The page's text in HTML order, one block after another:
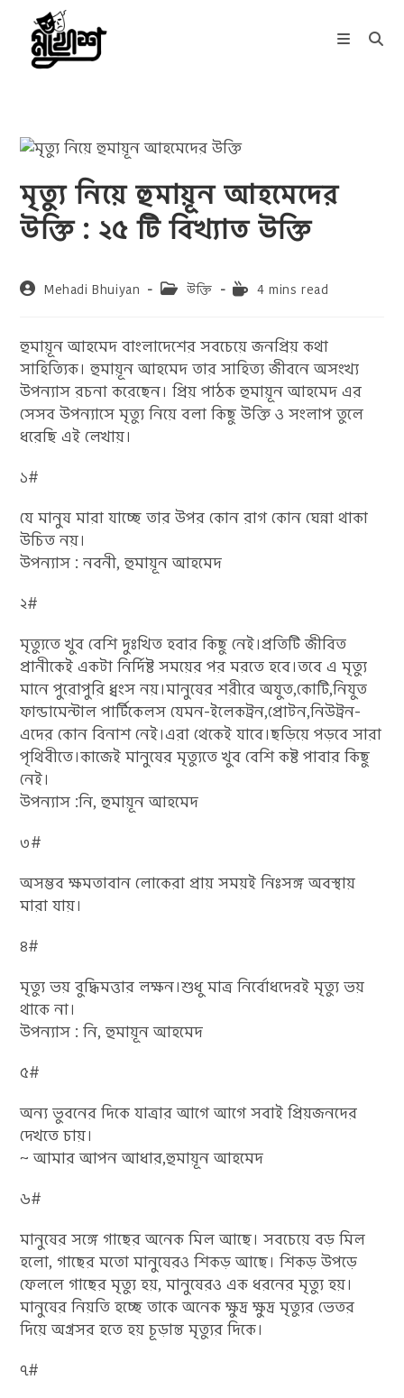
content
মৃত্যু নিয়ে হুমায়ূন আহমেদের
উক্তি : ২৫ টি বিখ্যাত উক্তি
PostMehadi Bhuiyan
Postউক্তি
Reading4 mins read
হুমায়ূন আহমেদ বাংলাদেশের সবচেয়ে জনপ্রিয় কথা
সাহিত্যিক। হুমায়ূন আহমেদ তার সাহিত্য জীবনে অসংখ্য
উপন্যাস রচনা করেছেন। প্রিয় পাঠক হুমায়ূন আহমেদ এর
সেসব উপন্যাসে মৃত্যু নিয়ে বলা কিছু উক্তি ও সংলাপ তুলে
ধরেছি এই লেখায়।
১#
যে মানুষ মারা যাচ্ছে তার উপর কোন রাগ কোন ঘেন্না থাকা
উচিত নয়।
উপন্যাস : নবনী, হুমায়ূন আহমেদ
২#
মৃত্যুতে খুব বেশি দুঃখিত হবার কিছু নেই।প্রতিটি জীবিত
প্রানীকেই একটা নির্দিষ্ট সময়ের পর মরতে হবে।তবে এ মৃত্যু
মানে পুরোপুরি ধ্বংস নয়।মানুষের শরীরে অযুত,কোটি,নিযুত
ফান্ডামেন্টাল পার্টিকেলস যেমন-ইলেকট্রন,প্রোটন,নিউট্রন-
এদের কোন বিনাশ নেই।এরা থেকেই যাবে।ছড়িয়ে পড়বে সারা
পৃথিবীতে।কাজেই মানুষের মৃত্যুতে খুব বেশি কষ্ট পাবার কিছু
নেই।
উপন্যাস :নি, হুমায়ূন আহমেদ
৩#
অসম্ভব ক্ষমতাবান লোকেরা প্রায় সময়ই নিঃসঙ্গ অবস্থায়
মারা যায়।
৪#
মৃত্যু ভয় বুদ্ধিমত্তার লক্ষন।শুধু মাত্র নির্বোধদেরই মৃত্যু ভয়
থাকে না।
উপন্যাস : নি, হুমায়ূন আহমেদ
৫#
অন্য ভুবনের দিকে যাত্রার আগে আগে সবাই প্রিয়জনদের
দেখতে চায়।
~ আমার আপন আধার,হুমায়ূন আহমেদ
৬#
মানুষের সঙ্গে গাছের অনেক মিল আছে। সবচেয়ে বড় মিল
হলো, গাছের মতো মানুষেরও শিকড় আছে। শিকড় উপড়ে
ফেললে গাছের মৃত্যু হয়, মানুষেরও এক ধরনের মৃত্যু হয়।
মানুষের নিয়তি হচ্ছে তাকে অনেক ক্ষুদ্র ক্ষুদ্র মৃত্যুর ভেতর
দিয়ে অগ্রসর হতে হয় চূড়ান্ত মৃত্যুর দিকে।
৭#